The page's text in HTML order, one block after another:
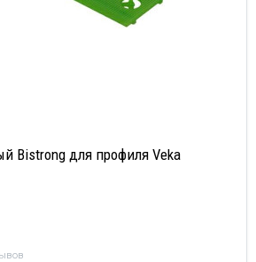
Bistrong для профиля Veka